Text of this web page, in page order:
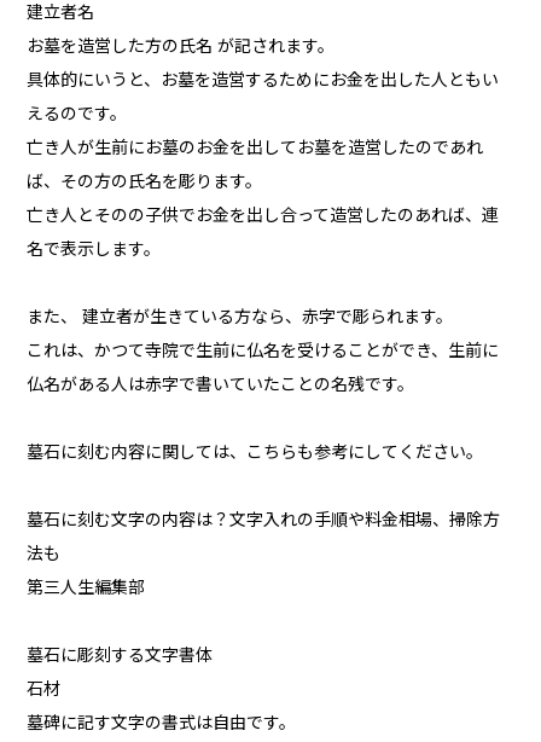
建立者名
お墓を造営した方の氏名 が記されます。
具体的にいうと、お墓を造営するためにお金を出した人ともい
えるのです。
亡き人が生前にお墓のお金を出してお墓を造営したのであれ
ば、その方の氏名を彫ります。
亡き人とそのの子供でお金を出し合って造営したのあれば、連
名で表示します。
また、 建立者が生きている方なら、赤字で彫られます。
これは、かつて寺院で生前に仏名を受けることができ、生前に
仏名がある人は赤字で書いていたことの名残です。
墓石に刻む内容に関しては、こちらも参考にしてください。
墓石に刻む文字の内容は？文字入れの手順や料金相場、掃除方
法も
第三人生編集部
墓石に彫刻する文字書体
石材
墓碑に記す文字の書式は自由です。